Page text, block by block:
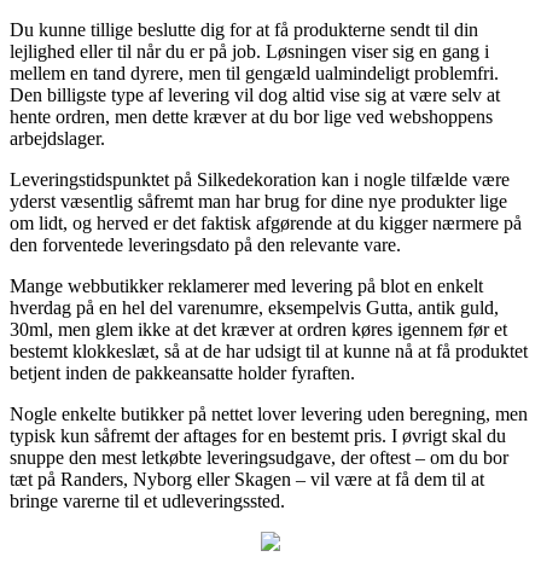
Du kunne tillige beslutte dig for at få produkterne sendt til din
lejlighed eller til når du er på job. Løsningen viser sig en gang i
mellem en tand dyrere, men til gengæld ualmindeligt problemfri.
Den billigste type af levering vil dog altid vise sig at være selv at
hente ordren, men dette kræver at du bor lige ved webshoppens
arbejdslager.
Leveringstidspunktet på Silkedekoration kan i nogle tilfælde være
yderst væsentlig såfremt man har brug for dine nye produkter lige
om lidt, og herved er det faktisk afgørende at du kigger nærmere på
den forventede leveringsdato på den relevante vare.
Mange webbutikker reklamerer med levering på blot en enkelt
hverdag på en hel del varenumre, eksempelvis Gutta, antik guld,
30ml, men glem ikke at det kræver at ordren køres igennem før et
bestemt klokkeslæt, så at de har udsigt til at kunne nå at få produktet
betjent inden de pakkeansatte holder fyraften.
Nogle enkelte butikker på nettet lover levering uden beregning, men
typisk kun såfremt der aftages for en bestemt pris. I øvrigt skal du
snuppe den mest letkøbte leveringsudgave, der oftest – om du bor
tæt på Randers, Nyborg eller Skagen – vil være at få dem til at
bringe varerne til et udleveringssted.